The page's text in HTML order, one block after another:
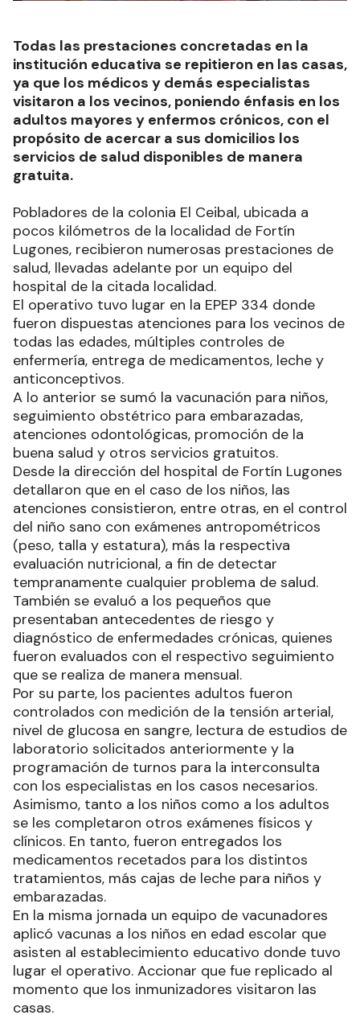
Todas las prestaciones concretadas en la
institución educativa se repitieron en las casas,
ya que los médicos y demás especialistas
visitaron a los vecinos, poniendo énfasis en los
adultos mayores y enfermos crónicos, con el
propósito de acercar a sus domicilios los
servicios de salud disponibles de manera
gratuita.
Pobladores de la colonia El Ceibal, ubicada a
pocos kilómetros de la localidad de Fortín
Lugones, recibieron numerosas prestaciones de
salud, llevadas adelante por un equipo del
hospital de la citada localidad.
El operativo tuvo lugar en la EPEP 334 donde
fueron dispuestas atenciones para los vecinos de
todas las edades, múltiples controles de
enfermería, entrega de medicamentos, leche y
anticonceptivos.
A lo anterior se sumó la vacunación para niños,
seguimiento obstétrico para embarazadas,
atenciones odontológicas, promoción de la
buena salud y otros servicios gratuitos.
Desde la dirección del hospital de Fortín Lugones
detallaron que en el caso de los niños, las
atenciones consistieron, entre otras, en el control
del niño sano con exámenes antropométricos
(peso, talla y estatura), más la respectiva
evaluación nutricional, a fin de detectar
tempranamente cualquier problema de salud.
También se evaluó a los pequeños que
presentaban antecedentes de riesgo y
diagnóstico de enfermedades crónicas, quienes
fueron evaluados con el respectivo seguimiento
que se realiza de manera mensual.
Por su parte, los pacientes adultos fueron
controlados con medición de la tensión arterial,
nivel de glucosa en sangre, lectura de estudios de
laboratorio solicitados anteriormente y la
programación de turnos para la interconsulta
con los especialistas en los casos necesarios.
Asimismo, tanto a los niños como a los adultos
se les completaron otros exámenes físicos y
clínicos. En tanto, fueron entregados los
medicamentos recetados para los distintos
tratamientos, más cajas de leche para niños y
embarazadas.
En la misma jornada un equipo de vacunadores
aplicó vacunas a los niños en edad escolar que
asisten al establecimiento educativo donde tuvo
lugar el operativo. Accionar que fue replicado al
momento que los inmunizadores visitaron las
casas.